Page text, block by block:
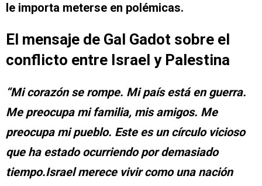
le importa meterse en polémicas.
El mensaje de Gal Gadot sobre el
conflicto entre Israel y Palestina
“Mi corazón se rompe. Mi país está en guerra.
Me preocupa mi familia, mis amigos. Me
preocupa mi pueblo. Este es un círculo vicioso
que ha estado ocurriendo por demasiado
tiempo.Israel merece vivir como una nación